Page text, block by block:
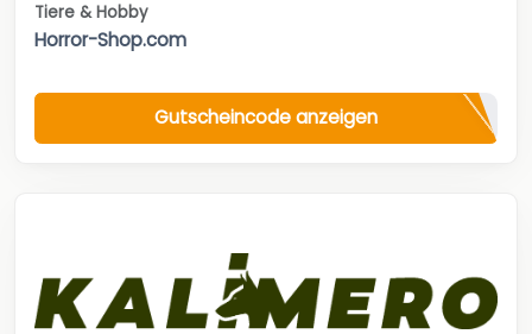
Tiere & Hobby
Horror-Shop.com
Gutscheincode anzeigen